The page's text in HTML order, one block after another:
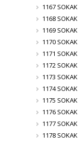
1167 SOKAK
1168 SOKAK
1169 SOKAK
1170 SOKAK
1171 SOKAK
1172 SOKAK
1173 SOKAK
1174 SOKAK
1175 SOKAK
1176 SOKAK
1177 SOKAK
1178 SOKAK